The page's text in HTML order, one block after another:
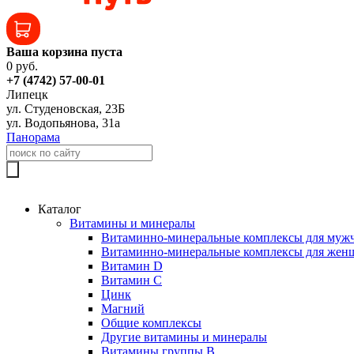
Ваша корзина пуста
0 руб.
+7 (4742) 57-00-01
Липецк
ул. Студеновская, 23Б
ул. Водопьянова, 31а
Панорама
Каталог
Витамины и минералы
Витаминно-минеральные комплексы для
Витаминно-минеральные комплексы для
Витамин D
Витамин C
Цинк
Магний
Общие комплексы
Другие витамины и минералы